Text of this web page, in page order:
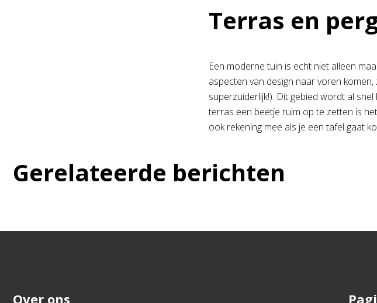
Terras en
Een moderne tuin is echt niet alleen
aspecten van design naar voren
superzuiderlijk!). Dit gebied wordt al
terras een beetje ruim op te zetten is
ook rekening mee als je een tafel gaat
Gerelateerde berichten
Over ons